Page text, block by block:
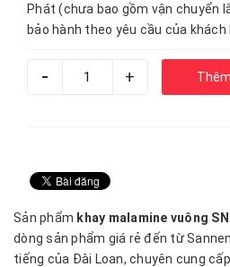
Phát (chưa bao gồm vận chuyển
bảo hành theo yêu cầu của khách
- +
Sản phẩm khay malamine vuông
dòng sản phẩm giá rẻ đến từ
tiếng của Đài Loan, chuyên cung